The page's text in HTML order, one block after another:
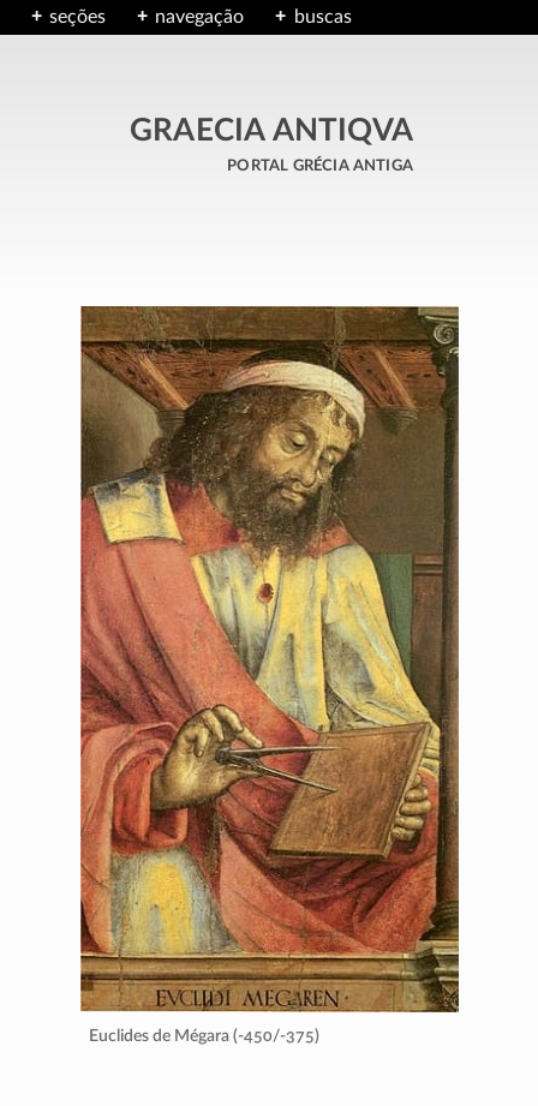
seções navegação buscas
GRAECIA ANTIQVA
portal grécia antiga
Euclides de Mégara (-450/-375)